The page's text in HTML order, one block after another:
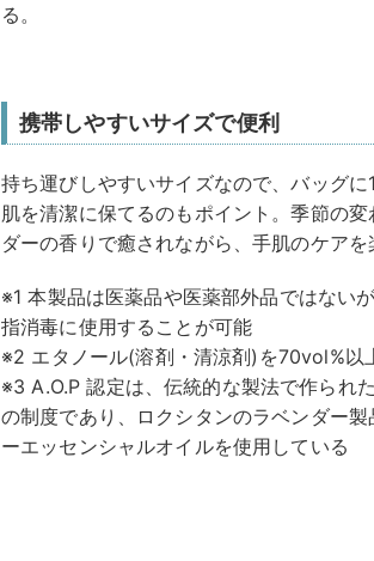
る。
携帯しやすいサイズで便利
持ち運びしやすいサイズなので、バッグ
肌を清潔に保てるのもポイント。季節の
ダーの香りで癒されながら、手肌のケアを
※1 本製品は医薬品や医薬部外品ではない
指消毒に使用することが可能
※2 エタノール(溶剤・清涼剤)を70vol%以
※3 A.O.P 認定は、伝統的な製法で作られ
の制度であり、ロクシタンのラベンダー
ーエッセンシャルオイルを使用している